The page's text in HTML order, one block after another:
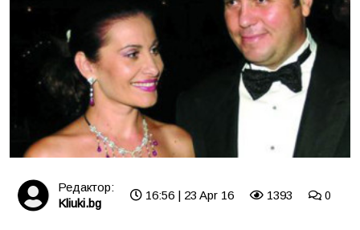
Редактор:
Kliuki.bg
16:56 | 23 Apr 16 1393 0